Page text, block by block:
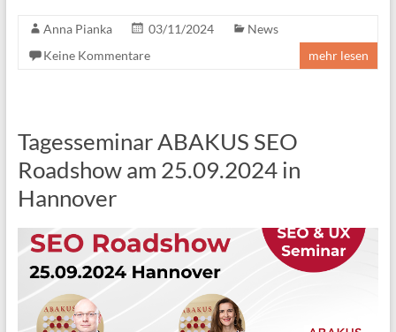
Anna Pianka 03/11/2024
News
Keine Kommentare
mehr lesen
Tagesseminar ABAKUS SEO
Roadshow am 25.09.2024 in
Hannover